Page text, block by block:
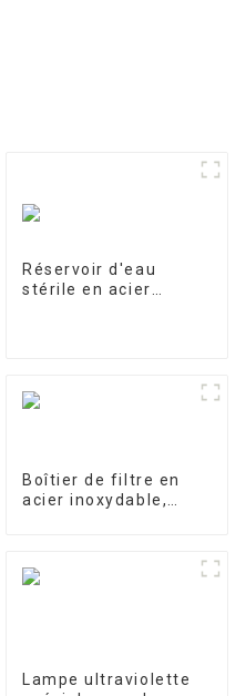
Réservoir d'eau
stérile en acier
Boîtier de filtre en
acier inoxydable,
Lampe ultraviolette